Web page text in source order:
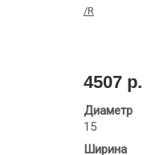
/R
4507 р.
Диаметр
15
Ширина